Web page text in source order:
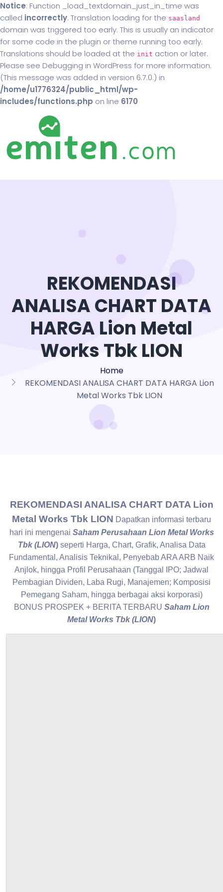
Notice: Function _load_textdomain_just_in_time was
called incorrectly. Translation loading for the saasland
domain was triggered too early. This is usually an indicator
for some code in the plugin or theme running too early.
Translations should be loaded at the init action or later.
Please see Debugging in WordPress for more information.
(This message was added in version 6.7.0.) in
/home/u1776324/public_html/wp-
includes/functions.php on line 6170
REKOMENDASI
ANALISA CHART DATA
HARGA Lion Metal
Works Tbk LION
Home
REKOMENDASI ANALISA CHART DATA HARGA Lion
Metal Works Tbk LION
REKOMENDASI ANALISA CHART DATA Lion
Metal Works Tbk LION Dapatkan informasi terbaru
hari ini mengenai Saham Perusahaan Lion Metal Works
Tbk (LION) seperti Harga, Chart, Grafik, Analisa Data
Fundamental, Analisis Teknikal, Penyebab ARA ARB Naik
Anjlok, hingga Profil Perusahaan (Tanggal IPO; Jadwal
Pembagian Dividen, Laba Rugi, Manajemen; Komposisi
Pemegang Saham, hingga berbagai aksi korporasi)
BONUS PROSPEK + BERITA TERBARU Saham Lion
Metal Works Tbk (LION)